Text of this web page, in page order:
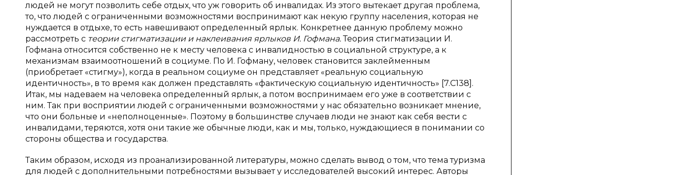
людей не могут позволить себе отдых, что уж говорить об инвалидах. Из этого вытекает другая проблема,
то, что людей с ограниченными возможностями воспринимают как некую группу населения, которая не
нуждается в отдыхе, то есть навешивают определенный ярлык. Конкретнее данную проблему можно
рассмотреть с теории стигматизации и наклеивания ярлыков И. Гофмана.Теория стигматизации И.
Гофмана относится собственно не к месту человека с инвалидностью в социальной структуре, а к
механизмам взаимоотношений в социуме. По И. Гофману, человек становится заклейменным
(приобретает «стигму»), когда в реальном социуме он представляет «реальную социальную
идентичность», в то время как должен представлять «фактическую социальную идентичность» [7.С138].
Итак, мы надеваем на человека определенный ярлык, а потом воспринимаем его уже в соответствии с
ним. Так при восприятии людей с ограниченными возможностями у нас обязательно возникает мнение,
что они больные и «неполноценные». Поэтому в большинстве случаев люди не знают как себя вести с
инвалидами, теряются, хотя они такие же обычные люди, как и мы, только, нуждающиеся в понимании со
стороны общества и государства.
Таким образом, исходя из проанализированной литературы, можно сделать вывод о том, что тема туризма
для людей с дополнительными потребностями вызывает у исследователей высокий интерес. Авторы